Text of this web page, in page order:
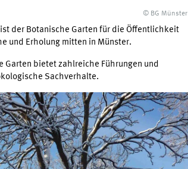
© BG Münster
der Botanische Garten für die Öffentlichkeit
und Erholung mitten in Münster.
Garten bietet zahlreiche Führungen und
Sachverhalte.